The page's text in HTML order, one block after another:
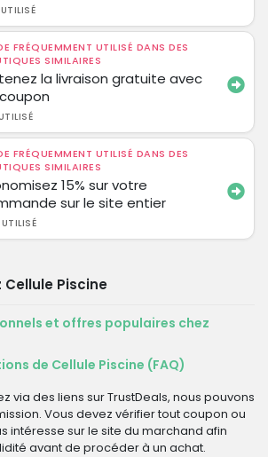
FRÉQUEMMENT UTILISÉ DANS DES
SIMILAIRES
la livraison gratuite avec
FRÉQUEMMENT UTILISÉ DANS DES
SIMILAIRES
15% sur votre
sur le site entier
Piscine
et offres populaires chez
de Cellule Piscine (FAQ)
via des liens sur TrustDeals, nous pouvons
Vous devez vérifier tout coupon ou
intéresse sur le site du marchand afin
avant de procéder à un achat.